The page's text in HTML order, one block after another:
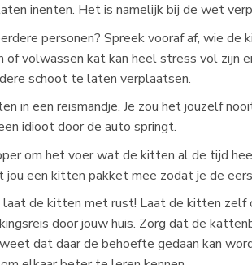
inenten. Het is namelijk bij de wet
personen? Spreek vooraf af, wie
of volwassen kat kan heel stress vol zijn
schoot te laten verplaatsen.
in een reismandje. Je zou het jouzelf
idioot door de auto springt.
om het voer wat de kitten al de tijd
jou een kitten pakket mee zodat je de
laat de kitten met rust! Laat de kitten zelf
door jouw huis. Zorg dat de
dat daar de behoefte gedaan kan